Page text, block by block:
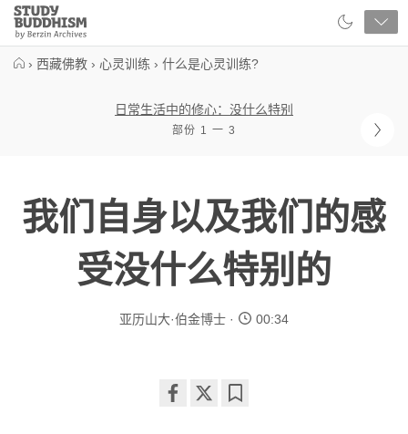
Close
Study
Buddhism
› 西藏佛教 › 心灵训练 › 什么是心灵训练?
日常生活中的修心：没什么特别
部份 1 一 3
我们自身以及我们的感
受没什么特别的
亚历山大·伯金博士 00:34